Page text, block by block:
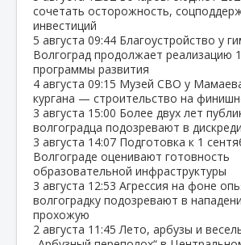
сочетать осторожность,
инвестиций
5 августа 09:44 Благоустройство у
Волгоград продолжает реализацию
программы развития
4 августа 09:15 Музей СВО у
кургана — строительство на
3 августа 15:00 Более двух лет
волгоградца подозревают в
3 августа 14:07 Подготовка к 1
Волгограде оценивают готовность
образовательной инфраструктуры
3 августа 12:53 Агрессия на фоне
волгоградку подозревают в
прохожую
2 августа 11:45 Лето, арбузы и